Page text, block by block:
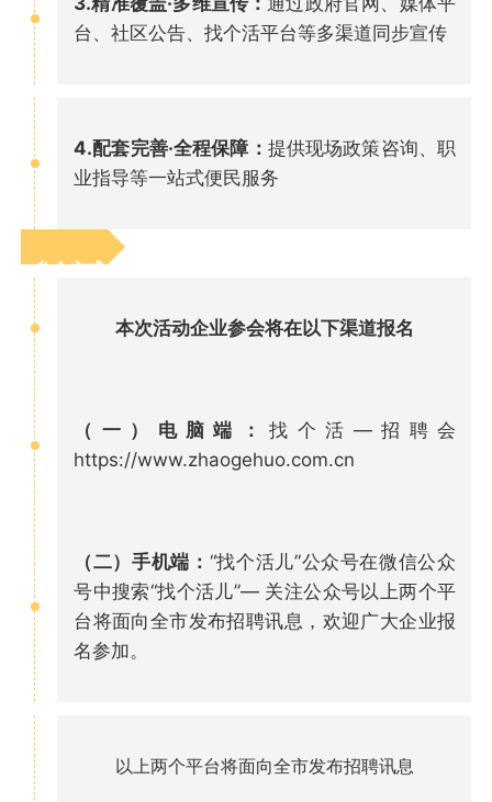
台、社区公告、找个活平台等多渠道同步宣传
4.配套完善·全程保障： 提供现场政策咨询、职
业指导等一站式便民服务
参会方式
本次活动企业参会将在以下渠道报名
（一）电脑端：找个活—招聘会
https://www.zhaogehuo.com.cn
（二）手机端： “找个活儿”公众号在微信公众
号中搜索“找个活儿”— 关注公众号以上两个平
台将面向全市发布招聘讯息，欢迎广大企业报
名参加。
以上两个平台将面向全市发布招聘讯息